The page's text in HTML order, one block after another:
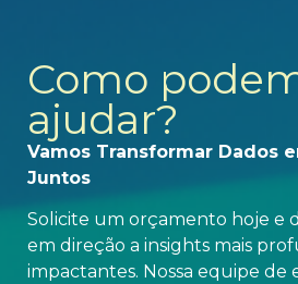
Como
ajudar?
Vamos Transformar Dados
Juntos
Solicite um orçamento hoje e
em direção a insights mais
impactantes. Nossa equipe de